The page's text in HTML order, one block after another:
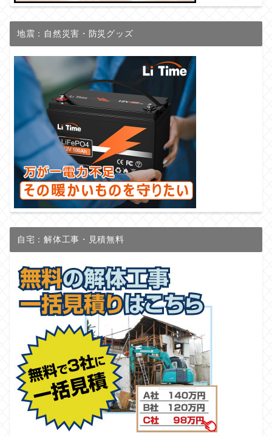
地震：自然災害・防災グッズ
自宅：解体工事・見積無料